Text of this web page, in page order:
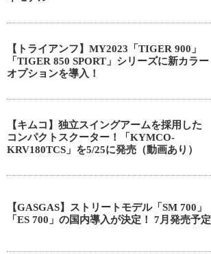
【トライアンフ】MY2023「TIGER 900」
「TIGER 850 SPORT」シリーズに新カラー
オプションを導入！
【キムコ】独立スイングアームを採用した
コンパクトスクーター！「KYMCO-
KRV180TCS」を5/25に発売（動画あり）
【GASGAS】ストリートモデル「SM 700」
「ES 700」の国内導入が決定！ 7月発売予定